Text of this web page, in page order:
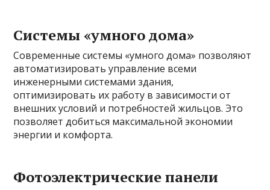
Системы «умного дома»
Современные системы «умного дома» позволяют
автоматизировать управление всеми
инженерными системами здания,
оптимизировать их работу в зависимости от
внешних условий и потребностей жильцов. Это
позволяет добиться максимальной экономии
энергии и комфорта.
Фотоэлектрические панели